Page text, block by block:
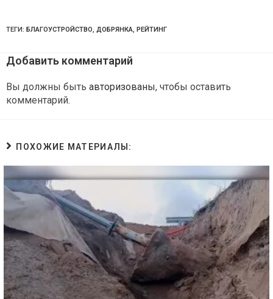
ТЕГИ: БЛАГОУСТРОЙСТВО, ДОБРЯНКА, РЕЙТИНГ
Добавить комментарий
Вы должны быть авторизованы, чтобы оставить
комментарий.
ПОХОЖИЕ МАТЕРИАЛЫ: